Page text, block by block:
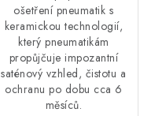
ošetření pneumatik s
keramickou technologií,
který pneumatikám
propůjčuje impozantní
saténový vzhled, čistotu a
ochranu po dobu cca 6
měsíců.